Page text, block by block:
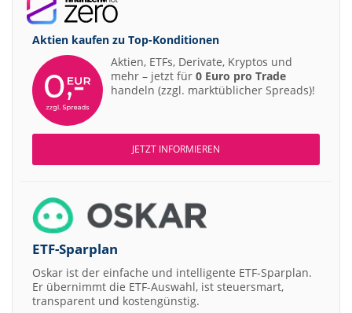
Aktien kaufen zu Top-Konditionen
Aktien, ETFs, Derivate, Kryptos und
mehr – jetzt für 0 Euro pro Trade
handeln (zzgl. marktüblicher Spreads)!
JETZT INFORMIEREN
ETF-Sparplan
Oskar ist der einfache und intelligente ETF-Sparplan.
Er übernimmt die ETF-Auswahl, ist steuersmart,
transparent und kostengünstig.